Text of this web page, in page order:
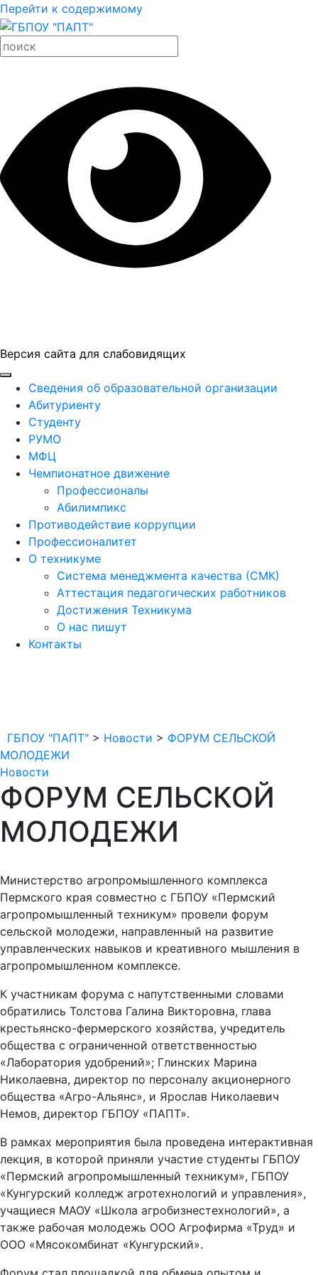
Перейти к содержимому
Версия сайта для слабовидящих
ГБПОУ "ПАПТ"
Сведения об образовательной организации
Абитуриенту
Студенту
РУМО
МФЦ
Чемпионатное движение
Профессионалы
Абилимпикс
Противодействие коррупции
Профессионалитет
О техникуме
Система менеджмента качества (СМК)
Аттестация педагогических работников
Достижения Техникума
О нас пишут
Контакты
ГБПОУ "ПАПТ" > Новости > ФОРУМ СЕЛЬСКОЙ
МОЛОДЕЖИ
Новости
ФОРУМ СЕЛЬСКОЙ
МОЛОДЕЖИ
Министерство агропромышленного комплекса
Пермского края совместно с ГБПОУ «Пермский
агропромышленный техникум» провели форум
сельской молодежи, направленный на развитие
управленческих навыков и креативного мышления в
агропромышленном комплексе.
К участникам форума с напутственными словами
обратились Толстова Галина Викторовна, глава
крестьянско-фермерского хозяйства, учредитель
общества с ограниченной ответственностью
«Лаборатория удобрений»; Глинских Марина
Николаевна, директор по персоналу акционерного
общества «Агро-Альянс», и Ярослав Николаевич
Немов, директор ГБПОУ «ПАПТ».
В рамках мероприятия была проведена интерактивная
лекция, в которой приняли участие студенты ГБПОУ
«Пермский агропромышленный техникум», ГБПОУ
«Кунгурский колледж агротехнологий и управления»,
учащиеся МАОУ «Школа агробизнестехнологий», а
также рабочая молодежь ООО Агрофирма «Труд» и
ООО «Мясокомбинат «Кунгурский».